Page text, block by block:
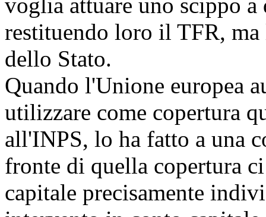
restituendo loro il TFR,
dello Stato.
Quando l'Unione europea
utilizzare come copertura
all'INPS, lo ha fatto a una
fronte di quella copertura
capitale precisamente